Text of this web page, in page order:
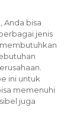
Anda bisa
jenis
ini untuk
memenuhi
juga